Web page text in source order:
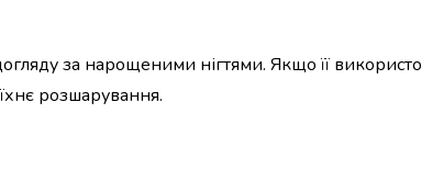
за нарощеними нігтями. Якщо її
розшарування.